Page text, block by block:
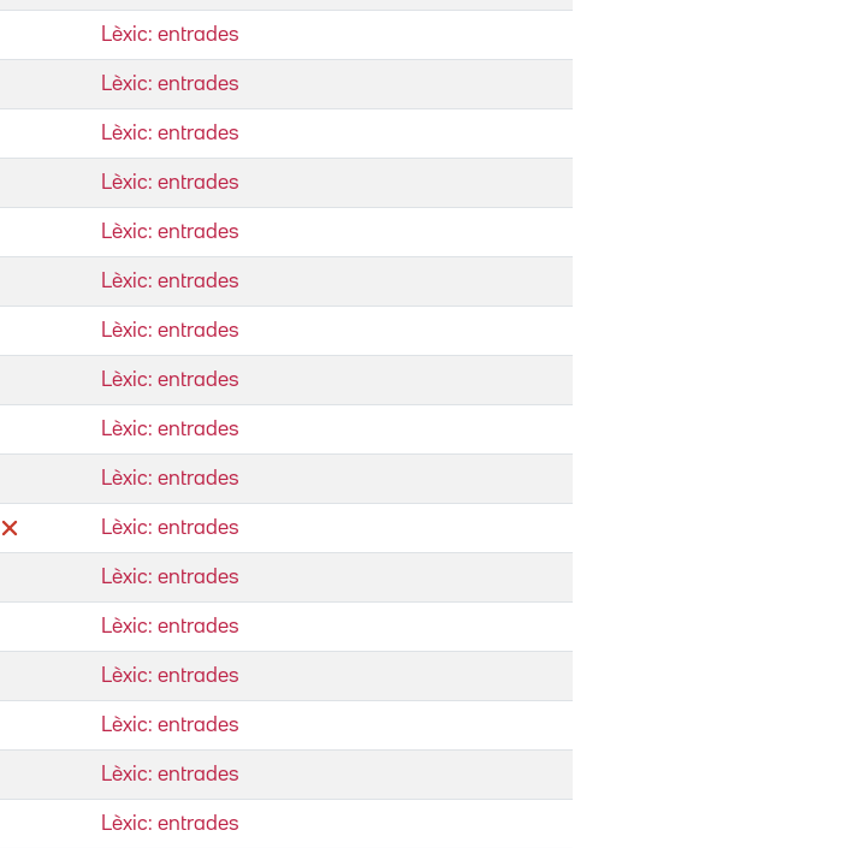
Lèxic: entrades
Lèxic: entrades
Lèxic: entrades
Lèxic: entrades
Lèxic: entrades
Lèxic: entrades
Lèxic: entrades
Lèxic: entrades
Lèxic: entrades
Lèxic: entrades
Lèxic: entrades
Lèxic: entrades
Lèxic: entrades
Lèxic: entrades
Lèxic: entrades
Lèxic: entrades
Lèxic: entrades